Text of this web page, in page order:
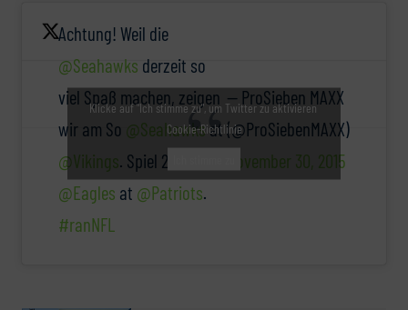
Achtung! Weil die
@Seahawks derzeit so
viel Spaß machen, zeigen
wir am So @Seahawksat
@Vikings. Spiel 2:
@Eagles at @Patriots.
#ranNFL
— ProSieben MAXX
(@ProSiebenMAXX)
November 30, 2015
Klicke auf "Ich stimme zu", um Twitter zu aktivieren
Cookie-Richtlinie